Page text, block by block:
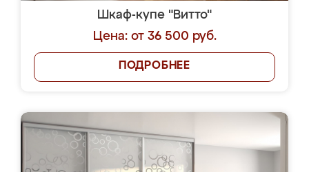
Шкаф-купе "Витто"
Цена: от 36 500 руб.
ПОДРОБНЕЕ